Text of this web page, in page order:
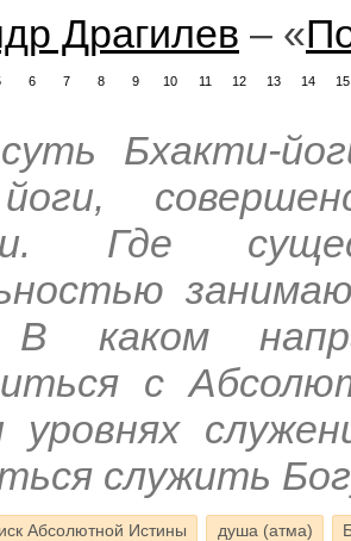
Драгилев – «
6 7 8 9 10 11 12 13 14 15
Бхакти-
Где
каком
с
уровнях
служить
Абсолютной Истины душа (атма)